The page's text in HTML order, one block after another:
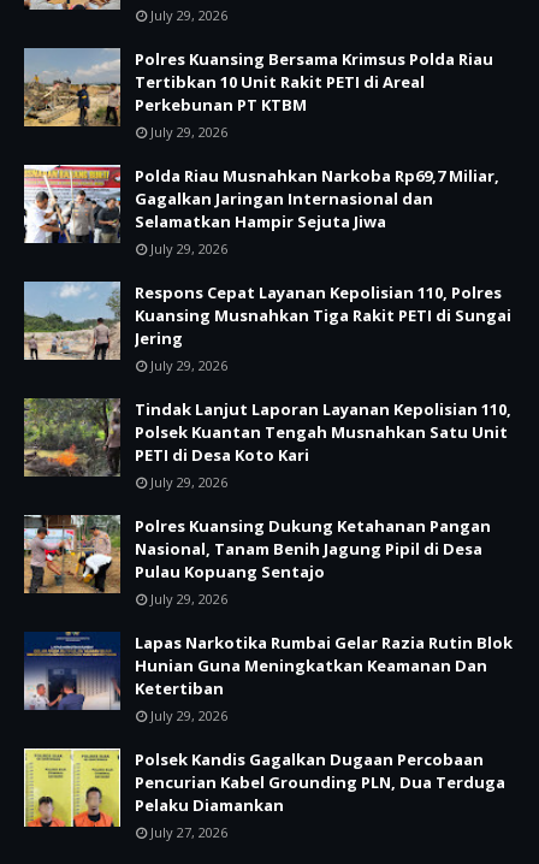
July 29, 2026
Polres Kuansing Bersama Krimsus Polda Riau
Tertibkan 10 Unit Rakit PETI di Areal
Perkebunan PT KTBM
July 29, 2026
Polda Riau Musnahkan Narkoba Rp69,7 Miliar,
Gagalkan Jaringan Internasional dan
Selamatkan Hampir Sejuta Jiwa
July 29, 2026
Respons Cepat Layanan Kepolisian 110, Polres
Kuansing Musnahkan Tiga Rakit PETI di Sungai
Jering
July 29, 2026
Tindak Lanjut Laporan Layanan Kepolisian 110,
Polsek Kuantan Tengah Musnahkan Satu Unit
PETI di Desa Koto Kari
July 29, 2026
Polres Kuansing Dukung Ketahanan Pangan
Nasional, Tanam Benih Jagung Pipil di Desa
Pulau Kopuang Sentajo
July 29, 2026
Lapas Narkotika Rumbai Gelar Razia Rutin Blok
Hunian Guna Meningkatkan Keamanan Dan
Ketertiban
July 29, 2026
Polsek Kandis Gagalkan Dugaan Percobaan
Pencurian Kabel Grounding PLN, Dua Terduga
Pelaku Diamankan
July 27, 2026